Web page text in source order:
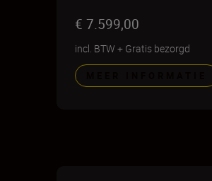
€ 7.599,00
incl. BTW + Gratis bezorgd